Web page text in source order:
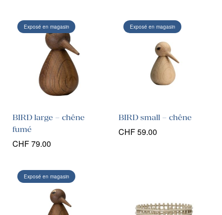
BIRD large – chêne
fumé
CHF79.00
Exposé en magasin
BIRD small – chêne
CHF59.00
Exposé en magasin
Exposé en magasin